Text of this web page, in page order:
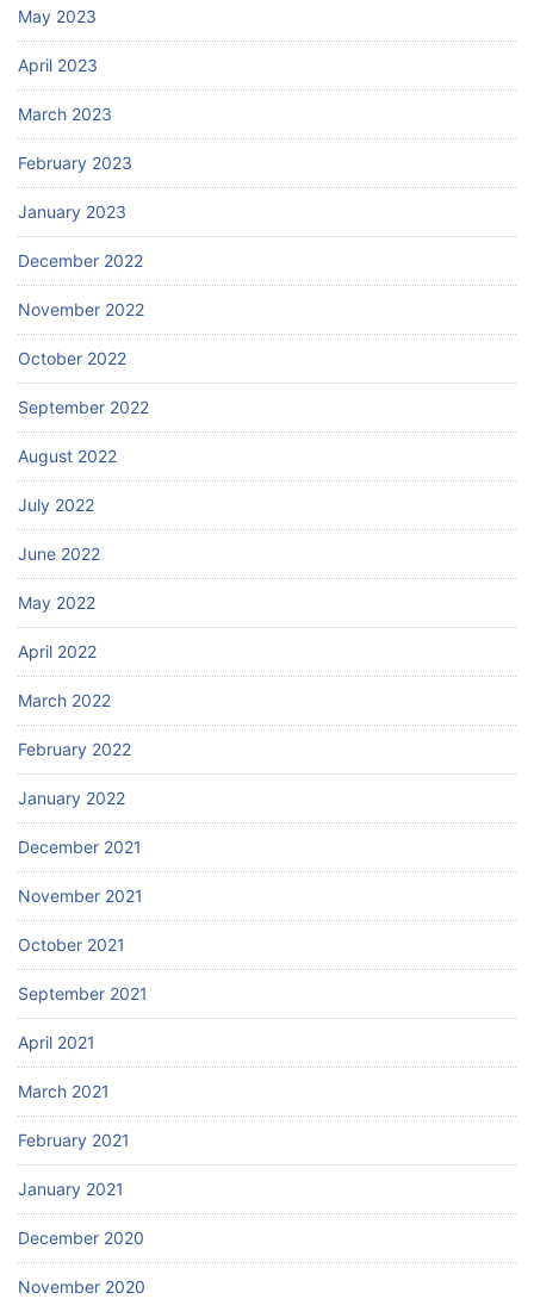
May 2023
April 2023
March 2023
February 2023
January 2023
December 2022
November 2022
October 2022
September 2022
August 2022
July 2022
June 2022
May 2022
April 2022
March 2022
February 2022
January 2022
December 2021
November 2021
October 2021
September 2021
April 2021
March 2021
February 2021
January 2021
December 2020
November 2020